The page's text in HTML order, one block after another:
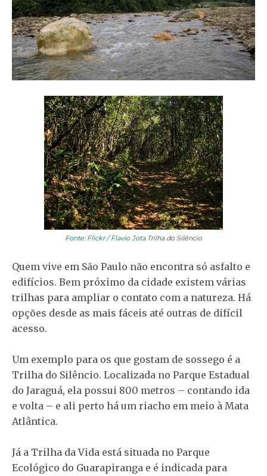
Fonte: Flickr / Flavio JotaTrilha do Silêncio
Quem vive em São Paulo não encontra só asfalto e
edifícios. Bem próximo da cidade existem várias
trilhas para ampliar o contato com a natureza. Há
opções desde as mais fáceis até outras de difícil
acesso.
Um exemplo para os que gostam de sossego é a
Trilha do Silêncio. Localizada no Parque Estadual
do Jaraguá, ela possui 800 metros – contando ida
e volta – e ali perto há um riacho em meio à Mata
Atlântica.
Já a Trilha da Vida está situada no Parque
Ecológico do Guarapiranga e é indicada para